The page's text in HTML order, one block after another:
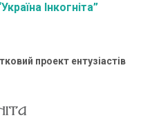
Інкогніта”
проект ентузіастів